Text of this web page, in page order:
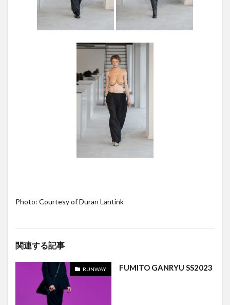
Photo: Courtesy of Duran Lantink
関連する記事
RUNWAY FUMITO GANRYU SS2023